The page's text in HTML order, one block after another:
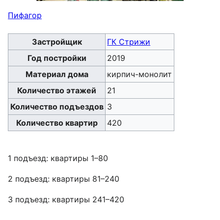
Пифагор
Застройщик
ГК Стрижи
Год постройки
2019
Материал дома
кирпич-монолит
Количество этажей
21
Количество подъездов 3
Количество квартир
420
1 подъезд: квартиры 1–80
2 подъезд: квартиры 81–240
3 подъезд: квартиры 241–420